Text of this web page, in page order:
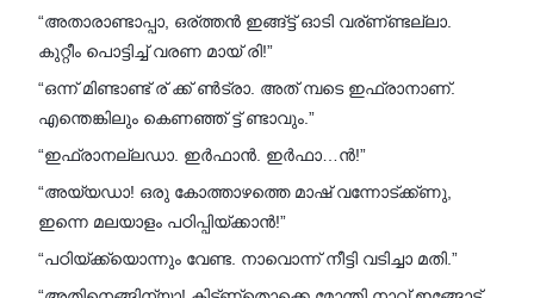
“അതാരാണ്ടാപ്പാ, ഒര്ത്തൻ ഇങ്ങ്ട്ട് ഓടി വര്ണ്‌ണ്ടല്ലാ.
കുറ്റീം പൊട്ടിച്ച് വരണ മായ് രി!”
“ഒന്ന് മിണ്ടാണ്ട് ര് ക്ക് ൺട്രാ. അത് മ്പടെ ഇഫ്രാനാണ്.
എന്തെങ്കിലും കെണഞ്ഞ് ട്ട് ണ്ടാവും.”
“ഇഫ്രാനല്ലഡാ. ഇർഫാൻ. ഇർഫാ…ൻ!”
“അയ്യഡാ! ഒരു കോത്താഴത്തെ മാഷ് വന്നോട്ക്ക്ണു,
ഇന്നെ മലയാളം പഠിപ്പിയ്ക്കാൻ!”
“പഠിയ്ക്ക്യൊന്നും വേണ്ട. നാവൊന്ന് നീട്ടി വടിച്ചാ മതി.”